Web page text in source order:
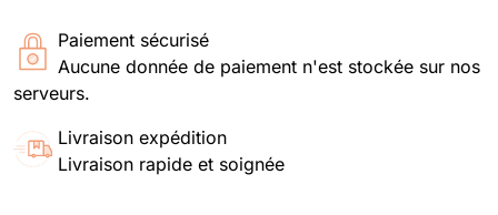
Paiement sécurisé
Aucune donnée de paiement n'est stockée sur nos
serveurs.
Livraison expédition
Livraison rapide et soignée